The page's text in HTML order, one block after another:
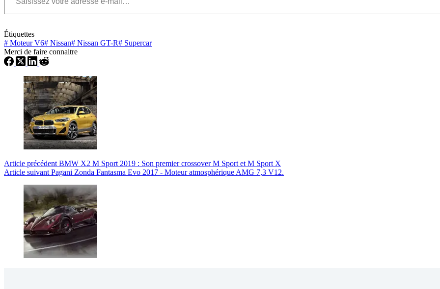
Étiquettes
# Moteur V6# Nissan# Nissan GT-R# Supercar
Merci de faire connaitre
Article précédent BMW X2 M Sport 2019 : Son premier crossover M Sport et M Sport X
Article suivant Pagani Zonda Fantasma Evo 2017 - Moteur atmosphérique AMG 7,3 V12.